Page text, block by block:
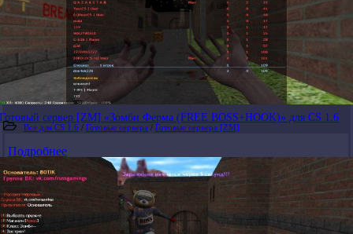
Готовый сервер [ZM] «Зомби Ферма (FREE BOSS+HOOK)» для CS 1.6
Все для CS 1.6 / Готовые сервера / Готовые сервера [ZM]
Подробнее